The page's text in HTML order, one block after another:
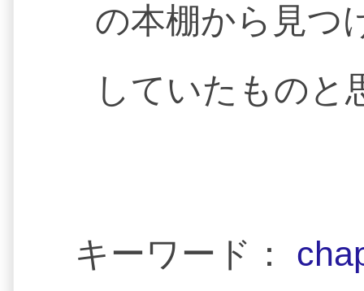
の本棚から見つ
していたものと
キーワード：